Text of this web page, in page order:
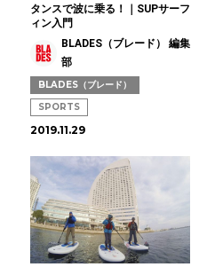
タンスで波に乗る！｜SUPサーフ
ィン入門
BLADES（ブレード） 編集
部
BLADES（ブレード）
SPORTS
2019.11.29